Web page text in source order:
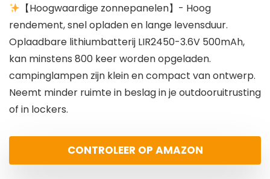
【Hoogwaardige zonnepanelen】- Hoog
rendement, snel opladen en lange levensduur.
Oplaadbare lithiumbatterij LIR2450-3.6V 500mAh,
kan minstens 800 keer worden opgeladen.
campinglampen zijn klein en compact van ontwerp.
Neemt minder ruimte in beslag in je outdooruitrusting
of in lockers.
CONTROLEER OP AMAZON